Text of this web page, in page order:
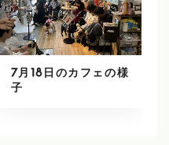
7月18日のカフェの様
子